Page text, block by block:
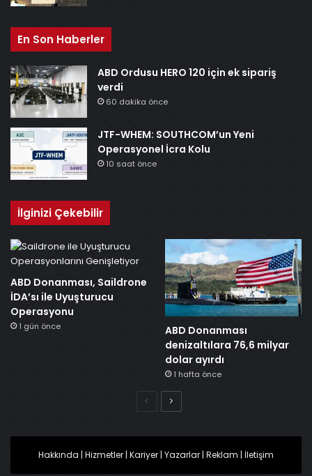
En Son Haberler
ABD Ordusu HERO 120 için ek sipariş
verdi
60 dakika önce
JTF-WHEM: SOUTHCOM’un Yeni
Operasyonel İcra Kolu
10 saat önce
İlginizi Çekebilir
ABD Donanması, Saildrone
İDA’sı ile Uyuşturucu
Operasyonu
1 gün önce
ABD Donanması
denizaltılara 76,6 milyar
dolar ayırdı
1 hafta önce
ÖncekiSonraki
Hakkında | Hizmetler | Kariyer | Yazarlar | Reklam | İletişim